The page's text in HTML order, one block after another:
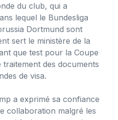
du club, qui a
lequel le Bundesliga
Dortmund sont
sert le ministère de la
que test pour la Coupe
des documents
de visa.
a exprimé sa confiance
collaboration malgré les